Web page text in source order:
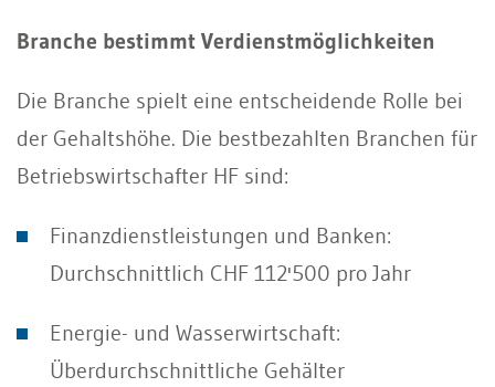
Branche bestimmt Verdienstmöglichkeiten
Die Branche spielt eine entscheidende Rolle bei
der Gehaltshöhe. Die bestbezahlten Branchen für
Betriebswirtschafter HF sind:
Finanzdienstleistungen und Banken:
Durchschnittlich CHF 112'500 pro Jahr
Energie- und Wasserwirtschaft:
Überdurchschnittliche Gehälter